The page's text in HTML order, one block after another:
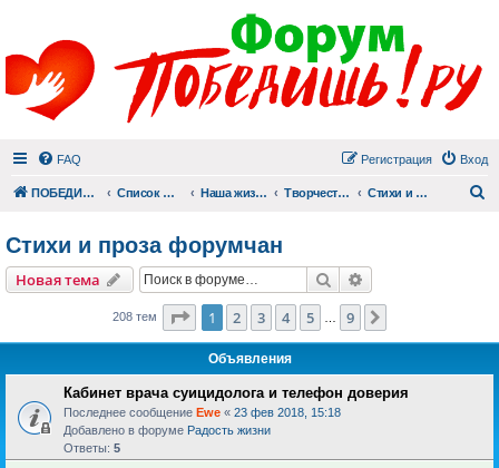
FAQ Вход
Регистрация
ПОБЕДИШЬ.РУ Список форумов Наша жизнь (не всё же о суициде!) Творчество Стихи и проза форумчан
Стихи и проза форумчан
Новая тема Поиск
208 тем Страница из
1 2 3 4 5 9
Объявления
Кабинет врача суицидолога и телефон доверия
Последнее сообщение Ewe « 23 фев 2018, 15:18
Добавлено в форуме Радость жизни
Ответы: 5